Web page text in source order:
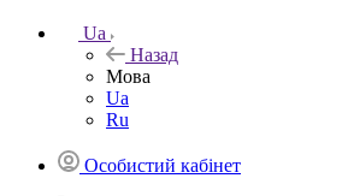
Ua
Назад
Мова
Ua
Ru
Особистий кабінет